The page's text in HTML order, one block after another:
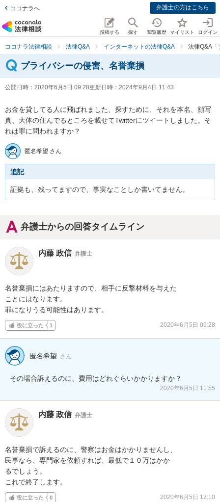
ココナラへ 弁護士の方はこちら
投稿する 探す 閲覧履歴 マイリスト ログイン
ココナラ法律相談 法律Q&A インターネットの法律Q&A 法律Q&A「
プライバシーの侵害、名誉棄損
公開日時： 2020年6月5日 09:28更新日時： 2024年9月4日 11:43
お金を貸してる人に飛ばれました、探すために、それを本名、顔写
真、大体の住んでるところを載せてTwitterにツイートしました。そ
れは罪に問われますか？
匿名希望 さん
追記
証拠も、残ってますので、事実なことしか書いてません。
弁護士からの回答タイムライン
内藤 政信 弁護士
名誉棄損にはあたりますので、相手に反撃材料を与えた
ことにはなります。
罪になりうる可能性はあります。
役に立った 1 2020年6月5日 09:28
匿名希望 さん
その場合訴えるのに、費用はどれぐらいかかりますか？
2020年6月5日 11:55
内藤 政信 弁護士
名誉棄損で訴えるのに、警察はお金はかかりませんし、
民事なら、専門家を依頼すれば、最低で１０万はかか
るでしょう。
これで終了します。
役に立った 0 2020年6月5日 12:10